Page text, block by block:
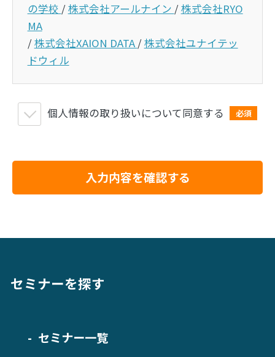
の学校 /株式会社アールナイン /株式会社RYO
MA
/株式会社XAION DATA /株式会社ユナイテッ
ドウィル
個人情報の取り扱いについて同意する 必須
入力内容を確認する
セミナーを探す
セミナー一覧